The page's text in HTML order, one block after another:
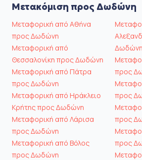
Μετακόμιση προς Δωδώνη
Μεταφορική από Αθήνα
προς Δωδώνη
Μεταφορική από
Θεσσαλονίκη προς Δωδώνη
Μεταφορική από Πάτρα
προς Δωδώνη
Μεταφορική από Ηράκλειο
Κρήτης προς Δωδώνη
Μεταφορική από Λάρισα
προς Δωδώνη
Μεταφορική από Βόλος
προς Δωδώνη
Δωδώνη
προς
προς
προς
προς